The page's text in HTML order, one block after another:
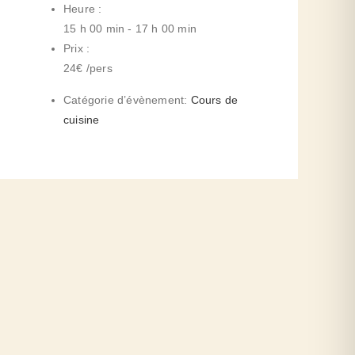
Heure :
15 h 00 min - 17 h 00 min
Prix :
24€ /pers
Catégorie d’évènement: Cours de
cuisine